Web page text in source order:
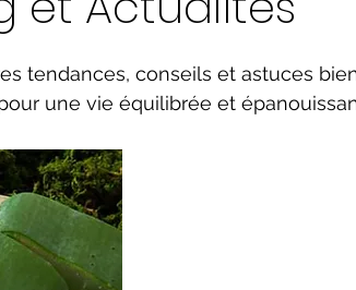
tendances, conseils et astuces
une vie équilibrée et